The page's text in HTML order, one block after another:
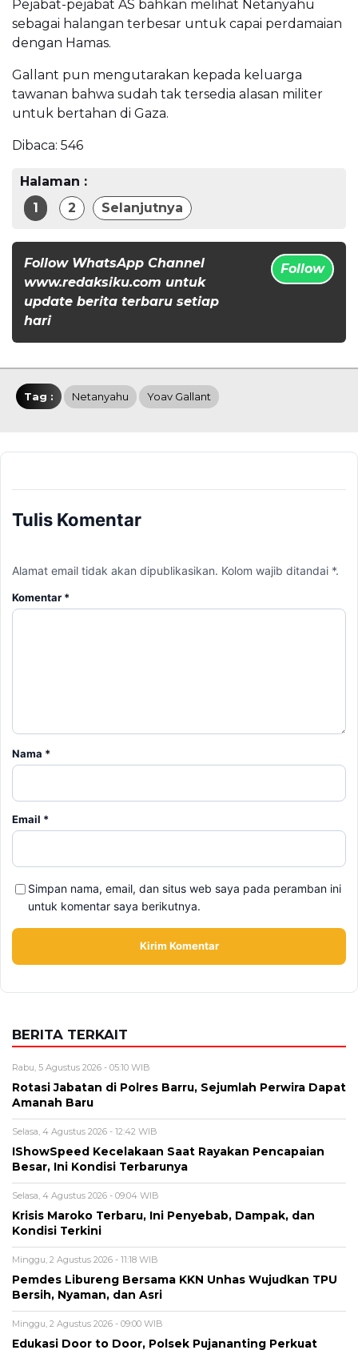
Pejabat-pejabat AS bahkan melihat Netanyahu
sebagai halangan terbesar untuk capai perdamaian
dengan Hamas.
Gallant pun mengutarakan kepada keluarga
tawanan bahwa sudah tak tersedia alasan militer
untuk bertahan di Gaza.
Dibaca: 546
Halaman :
1
2 Selanjutnya
Follow WhatsApp Channel
www.redaksiku.com untuk
update berita terbaru setiap
hari
Follow
Tag : Netanyahu Yoav Gallant
Tulis Komentar
Alamat email tidak akan dipublikasikan. Kolom wajib ditandai *.
Komentar*
Nama*